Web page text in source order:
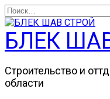
Перейти
к
содержанию
Search
for:
БЛЕК
Строительство и
области